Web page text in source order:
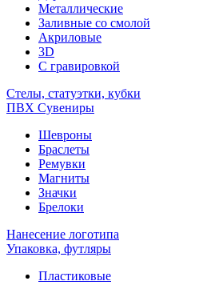
Металлические
Заливные со смолой
Акриловые
3D
C гравировкой
Стелы, статуэтки, кубки
ПВХ Сувениры
Шевроны
Браслеты
Ремувки
Магниты
Значки
Брелоки
Нанесение логотипа
Упаковка, футляры
Пластиковые